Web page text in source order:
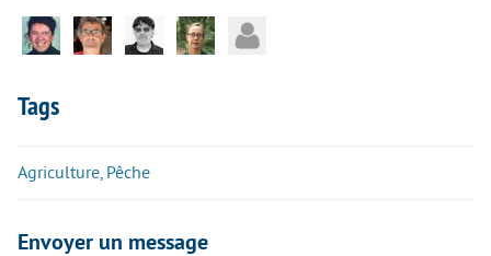
Tags
Agriculture, Pêche
Envoyer un message